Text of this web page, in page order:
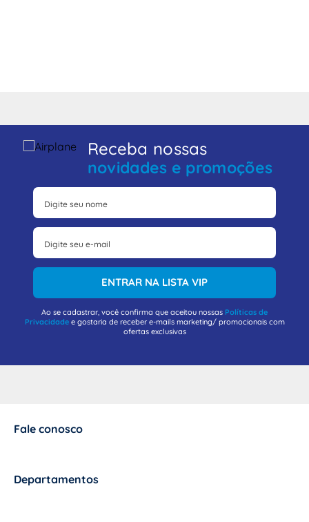
Receba nossas
novidades e promoções
ENTRAR NA LISTA VIP
Ao se cadastrar, você confirma que aceitou nossas Políticas de
Privacidadee gostaria de receber e-mails marketing/ promocionais com
ofertas exclusivas
Fale conosco
Departamentos